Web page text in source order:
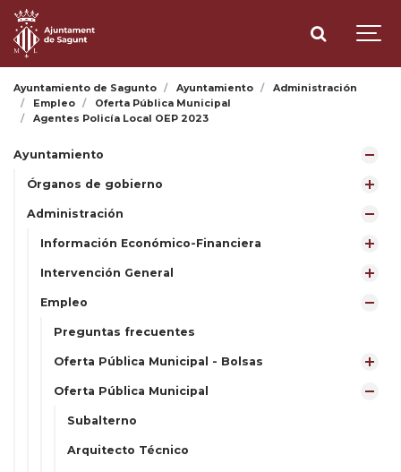
Ayuntamiento de Sagunto Ayuntamiento
Administración
Empleo
Oferta Pública Municipal
Agentes Policía Local OEP 2023
Ayuntamiento
Órganos de gobierno
Administración
Información Económico-Financiera
Intervención General
Empleo
Preguntas frecuentes
Oferta Pública Municipal - Bolsas
Oferta Pública Municipal
Subalterno
Arquitecto Técnico